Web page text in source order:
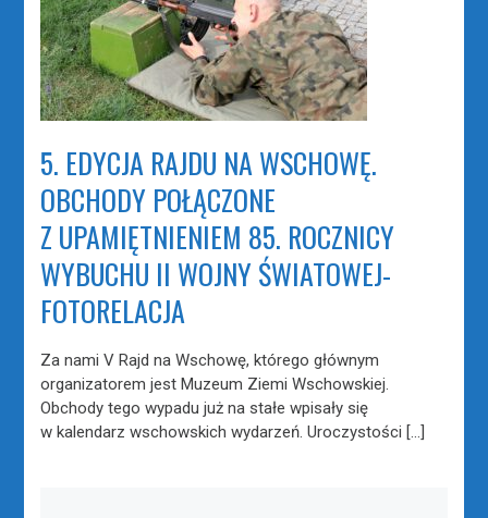
5. EDYCJA RAJDU NA WSCHOWĘ.
OBCHODY POŁĄCZONE
Z UPAMIĘTNIENIEM 85. ROCZNICY
WYBUCHU II WOJNY ŚWIATOWEJ-
FOTORELACJA
Za nami V Rajd na Wschowę, którego głównym
organizatorem jest Muzeum Ziemi Wschowskiej.
Obchody tego wypadu już na stałe wpisały się
w kalendarz wschowskich wydarzeń. Uroczystości […]